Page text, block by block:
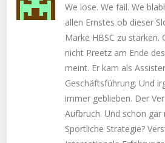
We lose. We fail. We
allen Ernstes ob dieser
Marke HBSC zu stärken.
nicht Preetz am Ende
meint. Er kam als
Geschäftsführung. Und
immer geblieben. Der
Aufbruch. Und schon gar
Sportliche Strategie?